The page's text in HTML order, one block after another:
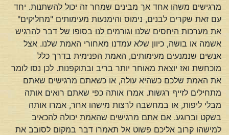
מרגישים משהו אחד אך מבינים שמחר זה יכול להשתנות. יחד
עם זאת שקרים לבנים, נימוס והימנעות מעימותים "מחליקים"
את מערכות היחסים שלנו וגורמים לנו בסופו של דבר להרגיש
אשמה או בושה, כיוון שלא עמדנו מאחורי האמת שלנו. אצל
אנשים שנמנעים מעימותים, האמת הפנימית בדרך כלל
מוכחשת ואז יוצאת מאוחר יותר בריב ובתוקפנות. לכן נסו לומר
את האמת שלכם כשהיא עולה, או כשאתם מרגישים שאתם
מתחילים לזייף רגשות. אמרו אותה כפי שאתם רואים אותה
מבלי ליפות, או במחשבה לרצות מישהו אחר, אמרו אותה
בשקט וברוגע. אם אתם מרגישים שהאמת יכולה להכאיב
למישהו קרוב אליכם פשוט אל תאמרו דבר במקום לסובב את